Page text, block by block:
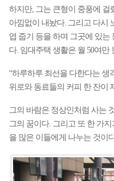
하지만, 그는 큰형이 중풍에 걸
아낌없이 내놨다. 그리고 다시
엽 줍기 등을 하며 그곳에 있는
다. 임대주택 생활은 월 50여
“하루하루 최선을 다한다는 생
위로와 동료들의 커피 한 잔이
그의 바람은 정상인처럼 사는
그의 꿈이다. 그리고 또 한 가
을 많은 이들에게 나누는 것이